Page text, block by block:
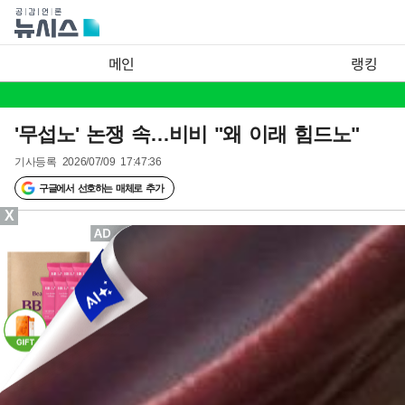
메인 랭킹
'무섭노' 논쟁 속…비비 "왜 이래 힘드노"
기사등록 2026/07/09 17:47:36
구글에서 선호하는 매체로 추가
X